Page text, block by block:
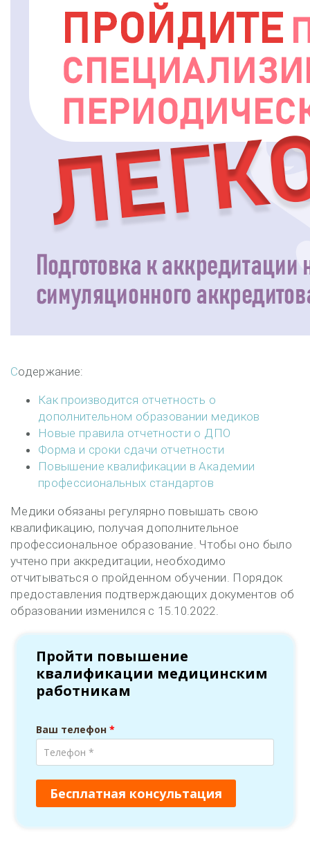
Содержание:
Как производится отчетность о
дополнительном образовании медиков
Новые правила отчетности о ДПО
Форма и сроки сдачи отчетности
Повышение квалификации в Академии
профессиональных стандартов
Медики обязаны регулярно повышать свою
квалификацию, получая дополнительное
профессиональное образование. Чтобы оно было
учтено при аккредитации, необходимо
отчитываться о пройденном обучении. Порядок
предоставления подтверждающих документов об
образовании изменился с 15.10.2022.